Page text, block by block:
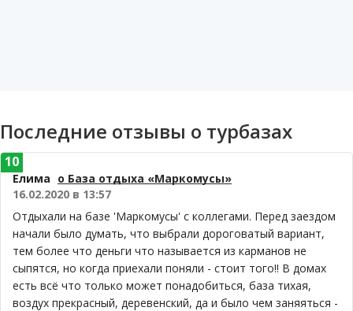
Последние отзывы о турбазах
Елима о База отдыха «Маркомусы»
16.02.2020 в 13:57
Отдыхали на базе 'Маркомусы' с коллегами. Перед заездом
начали было думать, что выбрали дороговатый вариант,
тем более что деньги что называется из карманов не
сыпятся, но когда приехали поняли - стоит того!! В домах
есть всё что только может понадобиться, база тихая,
воздух прекрасный, деревенский, да и было чем заняяться -
10